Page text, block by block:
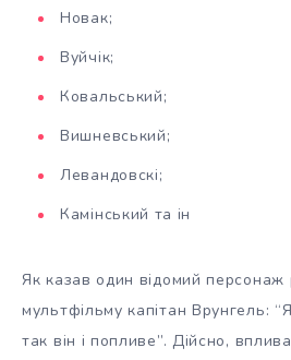
Новак;
Вуйчік;
Ковальський;
Вишневський;
Левандовскі;
Камінський та ін
Як казав один відомий персонаж
мультфільму капітан Врунгель:
так він і попливе”. Дійсно,